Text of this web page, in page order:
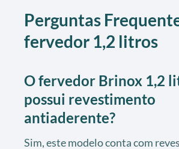
Perguntas
fervedor 1,2 litros
O fervedor Brinox 1,2
possui revestimento
antiaderente?
Sim, este modelo conta com